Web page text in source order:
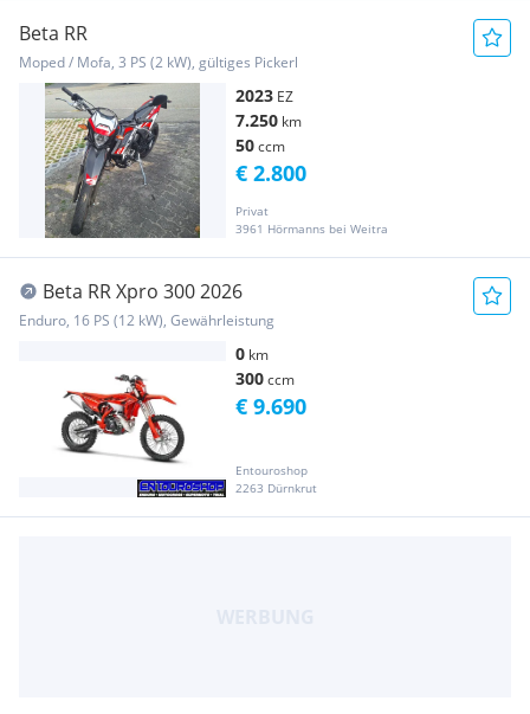
Beta RR
Moped / Mofa, 3 PS (2 kW), gültiges Pickerl
2023 EZ
7.250 km
50ccm
Privat
3961 Hörmanns bei Weitra
€ 2.800
Beta RR Xpro 300 2026
Enduro, 16 PS (12 kW), Gewährleistung
0 km
300ccm
Entouroshop
2263 Dürnkrut
€ 9.690